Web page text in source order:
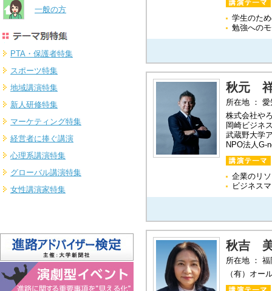
一般の方
PTA・保護者特集
スポーツ特集
地域講演特集
新人研修特集
マーケティング特集
経営者に捧ぐ講演
心理系講演特集
グローバル講演特集
女性講演家特集
学生のた
勉強への
秋元
所在地 ：
株式会社や
岡崎ビジネ
武蔵野大学
NPO法人G-
企業のリ
ビジネス
秋吉
所在地 ：
（有）オー